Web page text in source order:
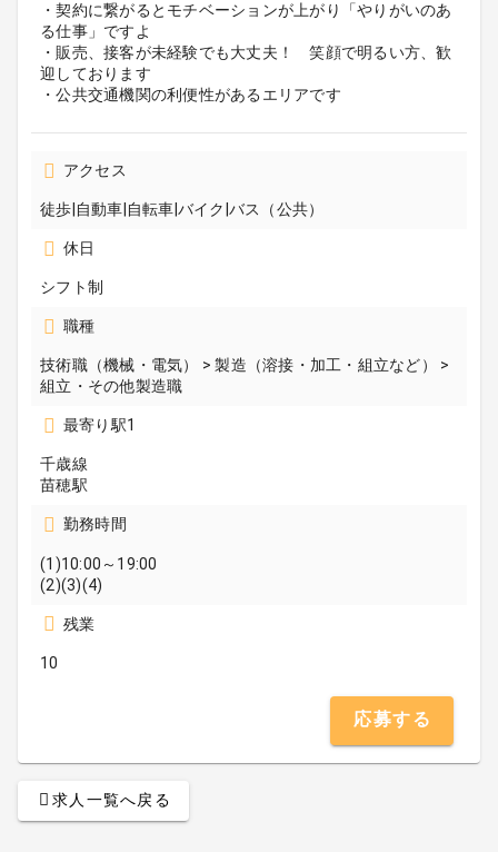
・契約に繋がるとモチベーションが上がり「やりがいのあ
る仕事」ですよ
・販売、接客が未経験でも大丈夫！ 笑顔で明るい方、歓
迎しております
・公共交通機関の利便性があるエリアです
アクセス
徒歩|自動車|自転車|バイク|バス（公共）
休日
シフト制
職種
技術職（機械・電気） > 製造（溶接・加工・組立など） >
組立・その他製造職
最寄り駅1
千歳線
苗穂駅
勤務時間
(1)10:00～19:00
(2)(3)(4)
残業
10
応募する
求人一覧へ戻る